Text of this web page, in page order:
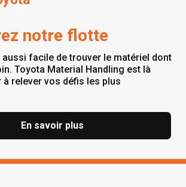
notre flotte
aussi facile de trouver le matériel dont
Toyota Material Handling est là
à relever vos défis les plus
En savoir plus